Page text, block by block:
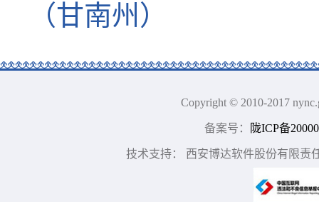
（甘南州）
Copyright © 2010-2017
备案号： 陇ICP备
技术支持： 西安博达软件股份有限责